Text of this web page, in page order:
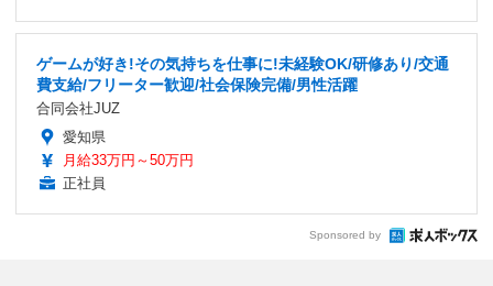
ゲームが好き!その気持ちを仕事に!未経験OK/研修あり/交通
費支給/フリーター歓迎/社会保険完備/男性活躍
合同会社JUZ
愛知県
月給33万円～50万円
正社員
Sponsored by